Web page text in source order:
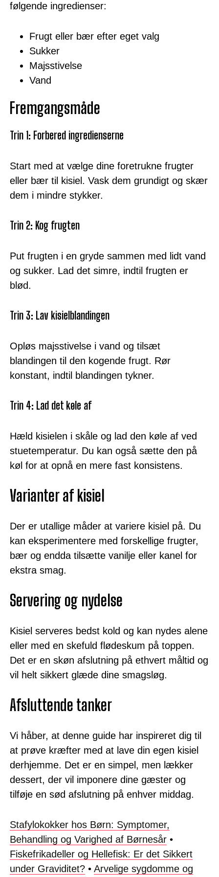
følgende ingredienser:
Frugt eller bær efter eget valg
Sukker
Majsstivelse
Vand
Fremgangsmåde
Trin 1: Forbered ingredienserne
Start med at vælge dine foretrukne frugter
eller bær til kisiel. Vask dem grundigt og skær
dem i mindre stykker.
Trin 2: Kog frugten
Put frugten i en gryde sammen med lidt vand
og sukker. Lad det simre, indtil frugten er
blød.
Trin 3: Lav kisielblandingen
Opløs majsstivelse i vand og tilsæt
blandingen til den kogende frugt. Rør
konstant, indtil blandingen tykner.
Trin 4: Lad det køle af
Hæld kisielen i skåle og lad den køle af ved
stuetemperatur. Du kan også sætte den på
køl for at opnå en mere fast konsistens.
Varianter af kisiel
Der er utallige måder at variere kisiel på. Du
kan eksperimentere med forskellige frugter,
bær og endda tilsætte vanilje eller kanel for
ekstra smag.
Servering og nydelse
Kisiel serveres bedst kold og kan nydes alene
eller med en skefuld flødeskum på toppen.
Det er en skøn afslutning på ethvert måltid og
vil helt sikkert glæde dine smagsløg.
Afsluttende tanker
Vi håber, at denne guide har inspireret dig til
at prøve kræfter med at lave din egen kisiel
derhjemme. Det er en simpel, men lækker
dessert, der vil imponere dine gæster og
tilføje en sød afslutning på enhver middag.
Stafylokokker hos Børn: Symptomer,
Behandling og Varighed af Børnesår •
Fiskefrikadeller og Hellefisk: Er det Sikkert
under Graviditet? • Arvelige sygdomme og